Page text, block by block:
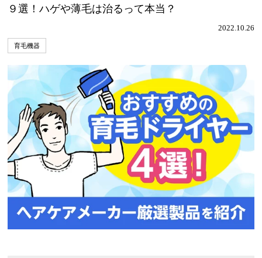
９選！ハゲや薄毛は治るって本当？
2022.10.26
育毛機器